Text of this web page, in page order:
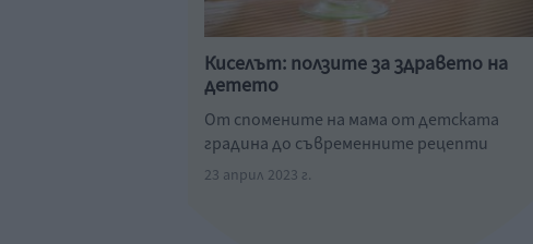
Киселът: ползите за здравето на
детето
От спомените на мама от детската
градина до съвременните рецепти
23 април 2023 г.